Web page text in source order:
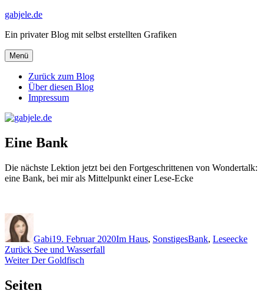
Zum
springen
gabjele.de
Ein privater Blog mit selbst erstellten Grafiken
Menü
Zurück zum Blog
Über diesen Blog
Impressum
Eine Bank
Die nächste Lektion jetzt bei den Fortgeschrittenen von Wondertalk:
eine Bank, bei mir als Mittelpunkt einer Lese-Ecke
Gabi19. Februar 2020Im Haus, SonstigesBank, Leseecke
Beitragsnavigation
Zurück Vorheriger
Beitrag:
See und Wasserfall
Weiter Nächster
Der Goldfisch
Seiten